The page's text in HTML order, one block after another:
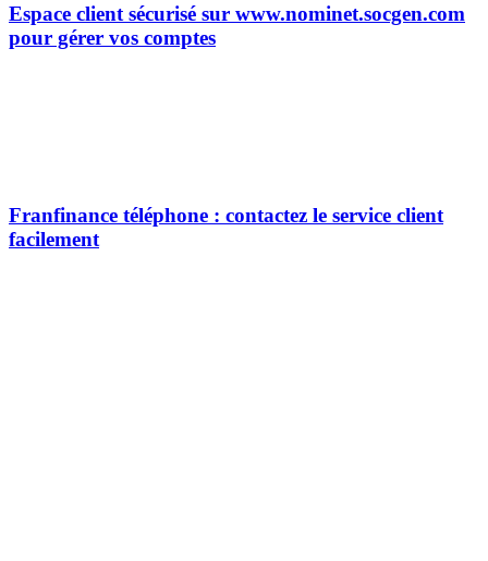
Espace client sécurisé sur www.nominet.socgen.com
pour gérer vos comptes
Franfinance téléphone : contactez le service client
facilement